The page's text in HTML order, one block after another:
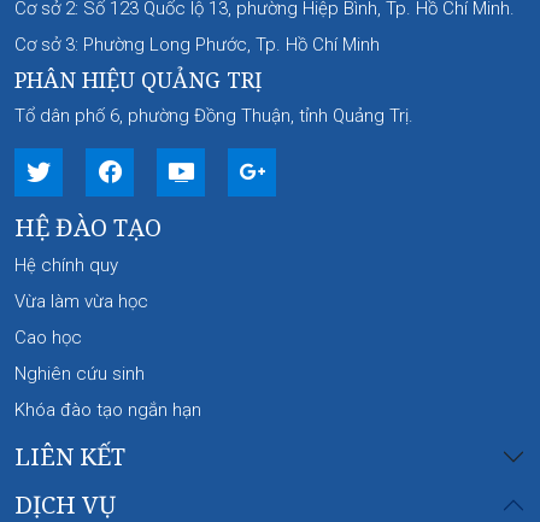
Cơ sở 2: Số 123 Quốc lộ 13, phường Hiệp Bình, Tp. Hồ Chí Minh.
Cơ sở 3: Phường Long Phước, Tp. Hồ Chí Minh
PHÂN HIỆU QUẢNG TRỊ
Tổ dân phố 6, phường Đồng Thuận, tỉnh Quảng Trị.
HỆ ĐÀO TẠO
Hệ chính quy
Vừa làm vừa học
Cao học
Nghiên cứu sinh
Khóa đào tạo ngắn hạn
LIÊN KẾT
DỊCH VỤ